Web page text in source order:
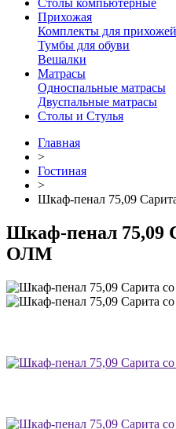
Столы компьютерные
Прихожая
Комплекты для прихожей
Тумбы для обуви
Вешалки
Матрасы
Односпальные матрасы
Двуспальные матрасы
Столы и Стулья
Главная
>
Гостиная
>
Шкаф-пенал 75,09
Шкаф-пенал 75,09
ОЛМ